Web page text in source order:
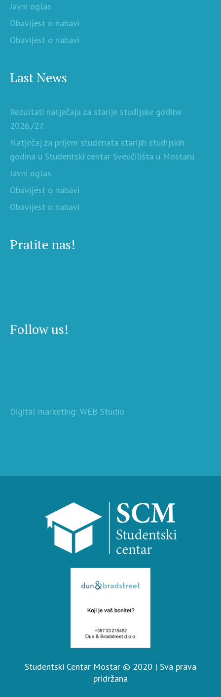
Javni oglas
Obavijest o nabavi
Obavijest o nabavi
Last News
Rezultati natječaja za starije studijske godine
2026./27.
Natječaj za prijem studenata starijih studijskih
godina u Studentski centar Sveučilišta u Mostaru
Javni oglas
Obavijest o nabavi
Obavijest o nabavi
Pratite nas!
Follow us!
Digital marketing: WEB Studio
Studentski Centar Mostar © 2020 | Sva prava
pridržana